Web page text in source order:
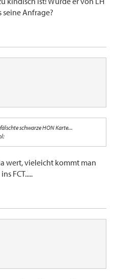
Anfrage?
schwarze HON Karte...
wert, vieleicht kommt man
FCT.....